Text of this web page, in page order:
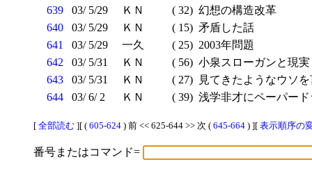
639
03/ 5/29 ＫＮ ( 32) 幻想の構造改革
640
03/ 5/29 ＫＮ ( 15) 矛盾した話
641
03/ 5/29 一久 ( 25) 2003年問題
642
03/ 5/31 ＫＮ ( 56) 小泉スローガンと現実
643
03/ 5/31 ＫＮ ( 27)
見てきたようなウソ
644
03/ 6/ 2 ＫＮ ( 39) 浅学非才にペーパー
[ 全部読む ][ ( 605-624 ) 前 << 625-644 >> 次 ( 645-664 ) ][ 表示順序の
番号またはコマンド=